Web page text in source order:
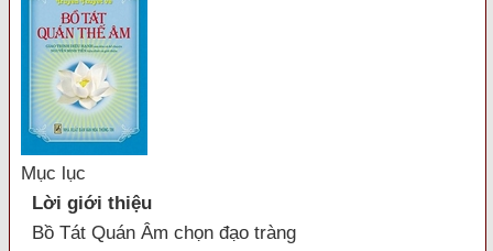
Mục lục
Lời giới thiệu
Bồ Tát Quán Âm chọn đạo tràng